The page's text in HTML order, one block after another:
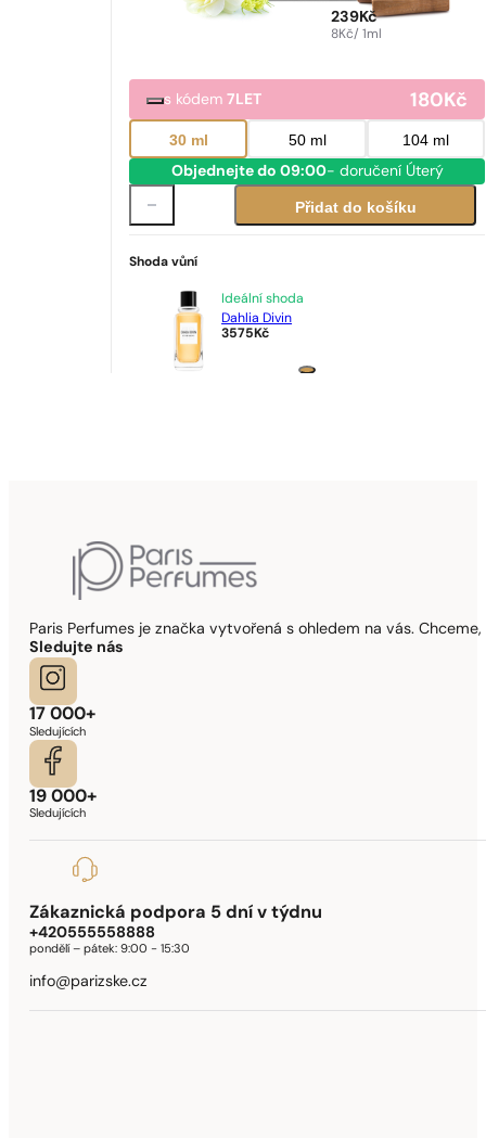
239 Kč
8Kč/ 1ml
s kódem7LET 180 Kč
30 ml 50 ml 104 ml
Objednejte do 09:00- doručení Úterý
Přidat do košíku
Shoda vůní
Ideální shoda
Dahlia Divin
3575 Kč
Paris Perfumes je značka vytvořená s ohledem na vás.
Sledujte nás
17 000+
Sledujících
19 000+
Sledujících
Zákaznická podpora 5 dní v týdnu
+420555558888
pondělí – pátek:9:00 - 15:30
info@parizske.cz